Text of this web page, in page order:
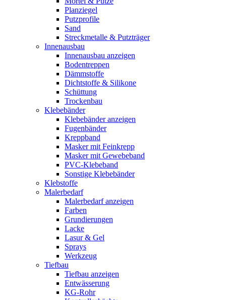
Planziegel
Putzprofile
Sand
Streckmetalle & Putzträger
Innenausbau
Innenausbau anzeigen
Bodentreppen
Dämmstoffe
Dichtstoffe & Silikone
Schüttung
Trockenbau
Klebebänder
Klebebänder anzeigen
Fugenbänder
Kreppband
Masker mit Feinkrepp
Masker mit Gewebeband
PVC-Klebeband
Sonstige Klebebänder
Klebstoffe
Malerbedarf
Malerbedarf anzeigen
Farben
Grundierungen
Lacke
Lasur & Gel
Sprays
Werkzeug
Tiefbau
Tiefbau anzeigen
Entwässerung
KG-Rohr